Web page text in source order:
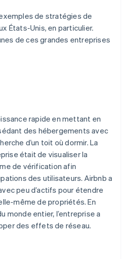
de stratégies de
États-Unis, en particulier.
de ces grandes entreprises
rapide en mettant en
des hébergements avec
d’un toit où dormir. La
était de visualiser la
de vérification afin
des utilisateurs. Airbnb a
peu d’actifs pour étendre
même de propriétés. En
monde entier, l’entreprise a
des effets de réseau.